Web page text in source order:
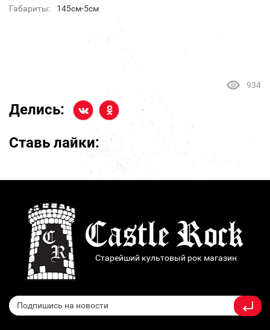
Габариты:
145см-5см
934
Делись:
Ставь лайки:
Старейший культовый рок магазин